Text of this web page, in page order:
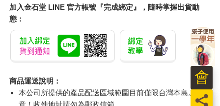
加入金石堂 LINE 官方帳號『完成綁定』，隨時掌握出貨動
態：
商品運送說明：
本公司所提供的產品配送區域範圍目前僅限台灣本島。注